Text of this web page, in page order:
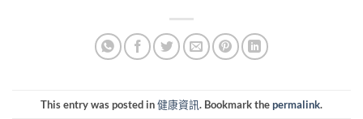
This entry was posted in健康資訊. Bookmark thepermalink.